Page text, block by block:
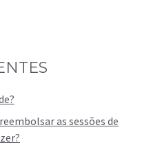
as sessões de